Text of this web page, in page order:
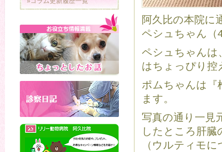
阿久比の本院に
ペシュちゃん（
ペシュちゃんは
はちょっぴり控
ポムちゃんは『
ます。
写真の通り一見
したところ肝臓
（ウルティモ